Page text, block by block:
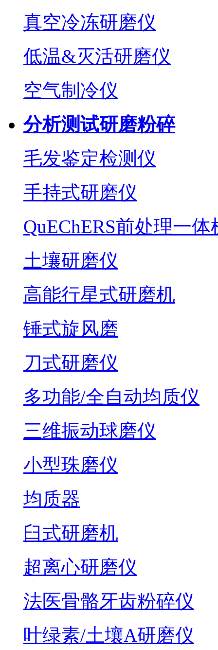
真空冷冻研磨仪
低温&灭活研磨仪
空气制冷仪
分析测试研磨粉碎
毛发鉴定检测仪
手持式研磨仪
QuEChERS前处理一体
土壤研磨仪
高能行星式研磨机
锤式旋风磨
刀式研磨仪
多功能/全自动均质仪
三维振动球磨仪
小型珠磨仪
均质器
臼式研磨机
超离心研磨仪
法医骨骼牙齿粉碎仪
叶绿素/土壤A研磨仪